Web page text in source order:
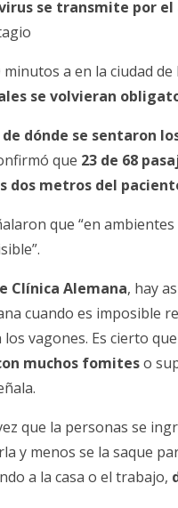
se transmite por el
minutos a en la ciudad de
se volvieran
dónde se sentaron
que 23 de 68
dos metros del
que “en
Clínica Alemana, hay
cuando es imposible
vagones. Es cierto que
muchos fomiteso
que la personas se
y menos se la saque
a la casa o el trabajo,